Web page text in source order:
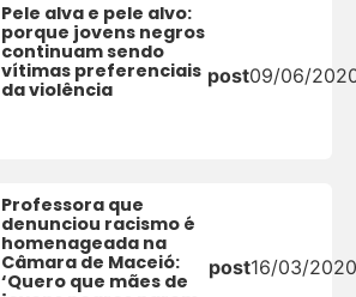
Pele alva e pele alvo:
porque jovens negros
continuam sendo
vítimas preferenciais
da violência
post09/06/
Professora que
denunciou racismo é
homenageada na
Câmara de Maceió:
‘Quero que mães de
post16/03/